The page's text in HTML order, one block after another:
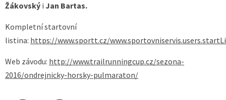
Žákovský i Jan Bartas.
Kompletní startovní
listina: https://www.sportt.cz/
Web závodu: http://www.trailrunningcup.cz/sezona-
2016/ondrejnicky-horsky-pulmaraton/